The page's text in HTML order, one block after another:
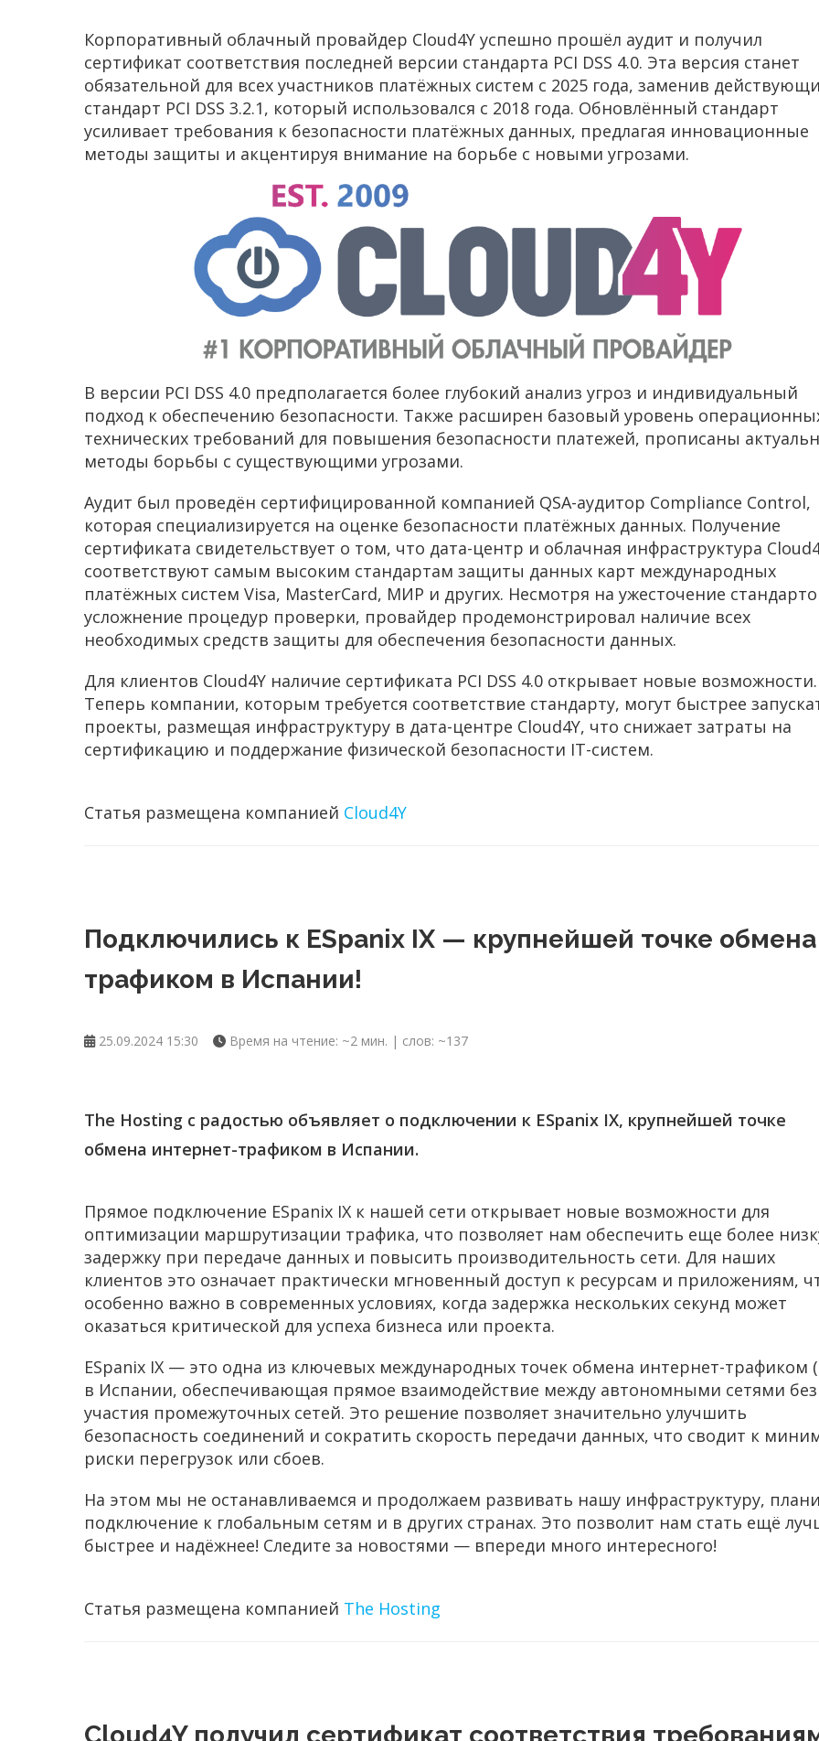
Корпоративный облачный провайдер Cloud4Y успешно прошёл аудит и получил
сертификат соответствия последней версии стандарта PCI DSS 4.0. Эта версия станет
обязательной для всех участников платёжных систем с 2025 года, заменив
стандарт PCI DSS 3.2.1, который использовался с 2018 года. Обновлённый стандарт
усиливает требования к безопасности платёжных данных, предлагая инновационные
методы защиты и акцентируя внимание на борьбе с новыми угрозами.
В версии PCI DSS 4.0 предполагается более глубокий анализ угроз и индивидуальный
подход к обеспечению безопасности. Также расширен базовый уровень
технических требований для повышения безопасности платежей, прописаны
методы борьбы с существующими угрозами.
Аудит был проведён сертифицированной компанией QSA-аудитор Compliance Control,
которая специализируется на оценке безопасности платёжных данных. Получение
сертификата свидетельствует о том, что дата-центр и облачная инфраструктура
соответствуют самым высоким стандартам защиты данных карт международных
платёжных систем Visa, MasterCard, МИР и других. Несмотря на ужесточение
усложнение процедур проверки, провайдер продемонстрировал наличие всех
необходимых средств защиты для обеспечения безопасности данных.
Для клиентов Cloud4Y наличие сертификата PCI DSS 4.0 открывает новые возможности.
Теперь компании, которым требуется соответствие стандарту, могут быстрее
проекты, размещая инфраструктуру в дата-центре Cloud4Y, что снижает затраты на
сертификацию и поддержание физической безопасности IT-систем.
Статья размещена компанией Cloud4Y
Подключились к ESpanix IX — крупнейшей точке обмена
трафиком в Испании!
25.09.2024 15:30 Время на чтение: ~2 мин. | слов: ~137
The Hosting с радостью объявляет о подключении к ESpanix IX, крупнейшей точке
обмена интернет-трафиком в Испании.
Прямое подключение ESpanix IX к нашей сети открывает новые возможности для
оптимизации маршрутизации трафика, что позволяет нам обеспечить еще более
задержку при передаче данных и повысить производительность сети. Для наших
клиентов это означает практически мгновенный доступ к ресурсам и приложениям,
особенно важно в современных условиях, когда задержка нескольких секунд может
оказаться критической для успеха бизнеса или проекта.
ESpanix IX — это одна из ключевых международных точек обмена интернет-трафиком
в Испании, обеспечивающая прямое взаимодействие между автономными сетями без
участия промежуточных сетей. Это решение позволяет значительно улучшить
безопасность соединений и сократить скорость передачи данных, что сводит к
риски перегрузок или сбоев.
На этом мы не останавливаемся и продолжаем развивать нашу инфраструктуру,
подключение к глобальным сетям и в других странах. Это позволит нам стать ещё
быстрее и надёжнее! Следите за новостями — впереди много интересного!
Статья размещена компанией The Hosting